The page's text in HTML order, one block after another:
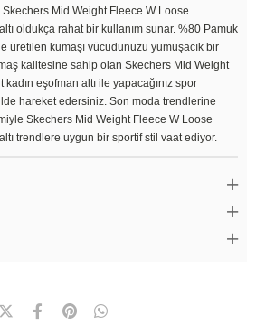
Skechers Mid Weight Fleece W Loose
oldukça rahat bir kullanım sunar. %80 Pamuk
üretilen kumaşı vücudunuzu yumuşacık bir
kalitesine sahip olan Skechers Mid Weight
eşofman altı ile yapacağınız spor
hareket edersiniz. Son moda trendlerine
Skechers Mid Weight Fleece W Loose
trendlere uygun bir sportif stil vaat ediyor.